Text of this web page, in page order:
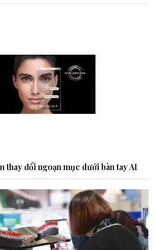
thay đổi ngoạn mục dưới bàn tay AI